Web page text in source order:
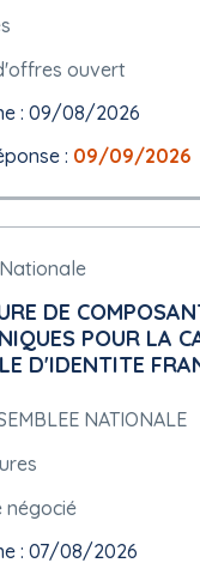
ouvert
: 09/08/2026
: 09/09/2026
DE
POUR LA
D'IDENTITE
NATIONALE
négocié
: 07/08/2026